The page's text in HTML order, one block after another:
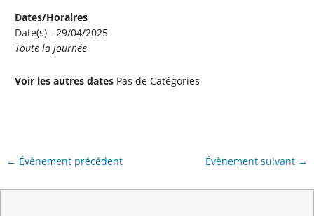
Dates/Horaires
Date(s) - 29/04/2025
Toute la journée
Voir les autres dates Pas de Catégories
← Évènement précédent Évènement suivant →